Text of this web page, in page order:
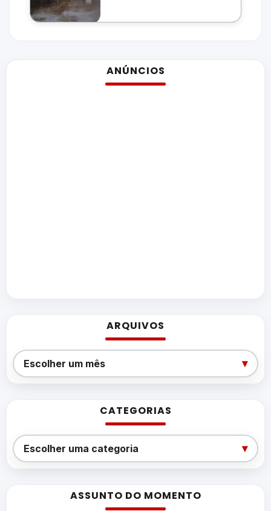
ANÚNCIOS
ARQUIVOS
Arquivos
Escolher um mês ▾
CATEGORIAS
Categorias
Escolher uma categoria ▾
ASSUNTO DO MOMENTO